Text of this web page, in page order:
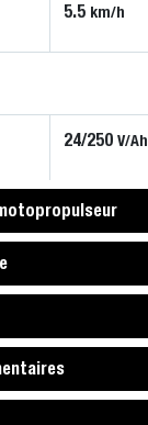
5.5 km/h
24/250 V/Ah